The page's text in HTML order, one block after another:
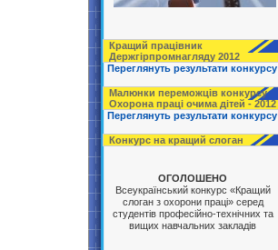
Кращий працівник
Держгірпромнагляду 2012
Переглянуть результати конкурсу
Малюнки переможців конкурсу
Охорона праці очима дітей - 2012
Переглянуть результати конкурсу
Конкурс на кращий слоган
ОГОЛОШЕНО
Всеукраїнський конкурс «Кращий
слоган з охорони праці» серед
студентів професійно-технічних та
вищих навчальних закладів